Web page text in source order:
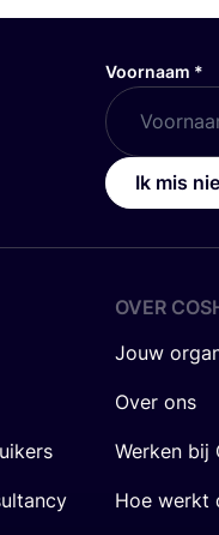
Voornaam *
Ik mis
OVER
Jouw
Over ons
Werken bij
Hoe werkt